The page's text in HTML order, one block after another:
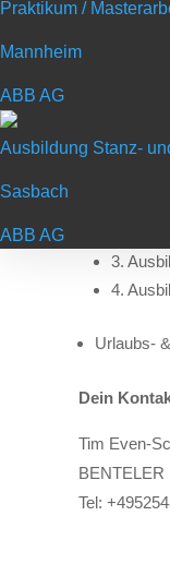
Praktikum /
Mannheim
ABB AG
Ausbildung Stanz-
Sasbach
ABB AG
Deine
35
3.
4.
Urlaubs-
Dein
Tim Even-
BENTELER
Tel: